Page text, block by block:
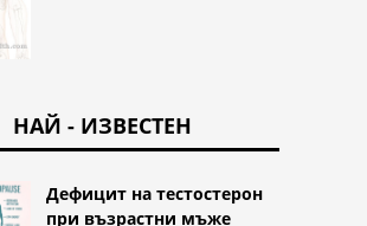
НАЙ - ИЗВЕСТЕН
Дефицит на тестостерон
при възрастни мъже